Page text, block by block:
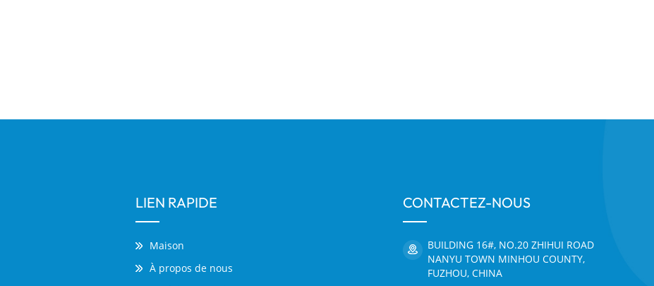
LIEN RAPIDE
Maison
À propos de nous
CONTACTEZ-NOUS
BUILDING 16#, NO.20 ZHIHUI ROAD
NANYU TOWN MINHOU COUNTY,
FUZHOU, CHINA